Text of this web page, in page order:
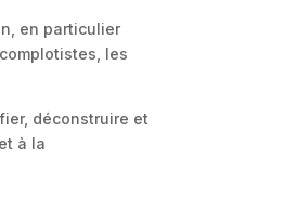
en particulier
les
déconstruire et
à la